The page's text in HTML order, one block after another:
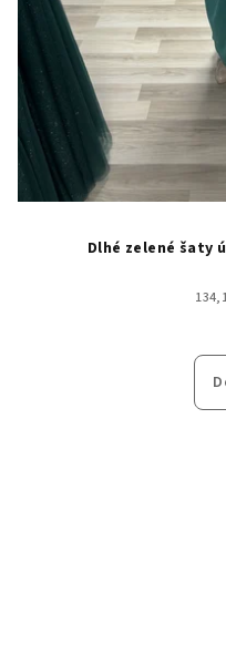
Dlhé zelené šaty